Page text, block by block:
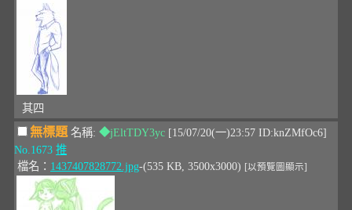
其四
無標題 名稱: ◆jEltTDY3yc [15/07/20(一)23:57 ID:knZMfOc6]
No.1673 推
檔名： 1437407828772.jpg-(535 KB, 3500x3000) [以預覽圖顯示]